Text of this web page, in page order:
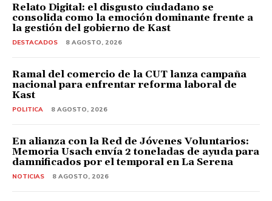
Relato Digital: el disgusto ciudadano se
consolida como la emoción dominante frente a
la gestión del gobierno de Kast
DESTACADOS 8 AGOSTO, 2026
Ramal del comercio de la CUT lanza campaña
nacional para enfrentar reforma laboral de
Kast
POLITICA 8 AGOSTO, 2026
En alianza con la Red de Jóvenes Voluntarios:
Memoria Usach envía 2 toneladas de ayuda para
damnificados por el temporal en La Serena
NOTICIAS 8 AGOSTO, 2026